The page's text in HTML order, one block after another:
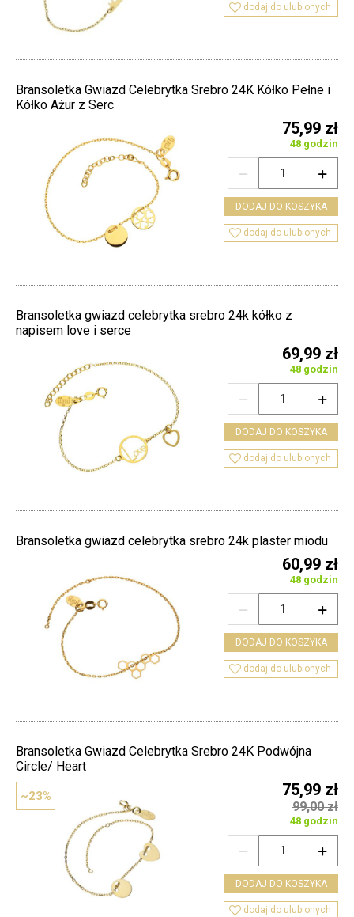
 dodaj do ulubionych
Bransoletka Gwiazd Celebrytka Srebro 24K Kółko Pełne i
Kółko Ażur z Serc
75,99 zł
48 godzin


DODAJ DO KOSZYKA
 dodaj do ulubionych
Bransoletka gwiazd celebrytka srebro 24k kółko z
napisem love i serce
69,99 zł
48 godzin


DODAJ DO KOSZYKA
 dodaj do ulubionych
Bransoletka gwiazd celebrytka srebro 24k plaster miodu
60,99 zł
48 godzin


DODAJ DO KOSZYKA
 dodaj do ulubionych
~23%
Bransoletka Gwiazd Celebrytka Srebro 24K Podwójna
Circle/ Heart
75,99 zł
99,00 zł
48 godzin


DODAJ DO KOSZYKA
 dodaj do ulubionych